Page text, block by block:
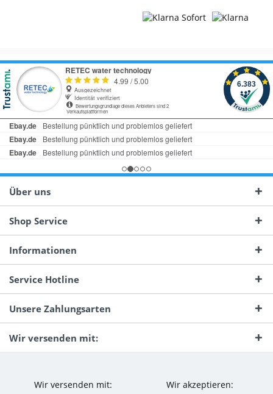
Über uns
Shop Service
Informationen
Service Hotline
Unsere Zahlungsarten
Wir versenden mit:
Wir versenden mit: Wir akzeptieren: